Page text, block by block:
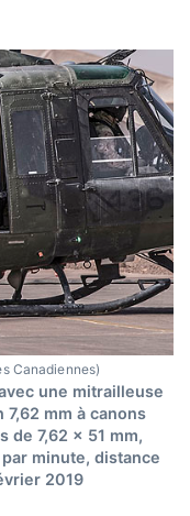
Canadiennes)
une mitrailleuse
7,62 mm à canons
de 7,62 x 51 mm,
minute, distance
2019